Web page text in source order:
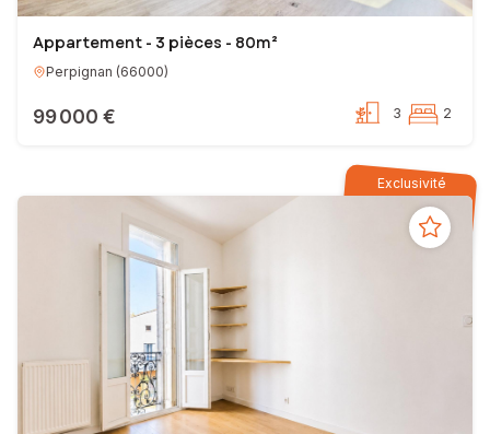
Appartement - 3 pièces - 80m²
Perpignan (66000)
99 000 € 3 2
Exclusivité